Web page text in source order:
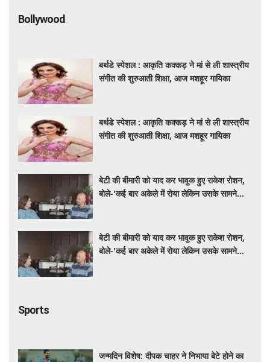
Bollywood
बर्थडे स्पेशल : आकृति कक्कड़ ने मां से ली शास्त्रीय
संगीत की शुरुआती शिक्षा, आज मशहूर गायिका
बर्थडे स्पेशल : आकृति कक्कड़ ने मां से ली शास्त्रीय
संगीत की शुरुआती शिक्षा, आज मशहूर गायिका
बेटी की बीमारी को याद कर भावुक हुए राकेश रोशन,
बोले-'कई बार अकेले में रोया लेकिन उसके सामने
बेटी की बीमारी को याद कर भावुक हुए राकेश रोशन,
बोले-'कई बार अकेले में रोया लेकिन उसके सामने
Sports
जन्मदिन विशेष: दीपक चाहर ने निभाया बेटे होने का